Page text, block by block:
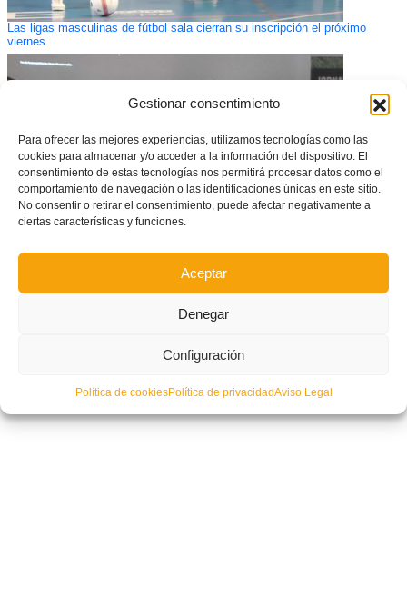
Gestionar consentimiento
Para ofrecer las mejores experiencias, utilizamos tecnologías como las
cookies para almacenar y/o acceder a la información del dispositivo. El
consentimiento de estas tecnologías nos permitirá procesar datos como el
comportamiento de navegación o las identificaciones únicas en este sitio.
No consentir o retirar el consentimiento, puede afectar negativamente a
ciertas características y funciones.
Aceptar
Denegar
Configuración
Política de cookiesPolítica de privacidadAviso Legal
Las ligas masculinas de fútbol sala cierran su inscripción el próximo
viernes
Manises acoge la primera de las Jornadas de Actualización del CTE